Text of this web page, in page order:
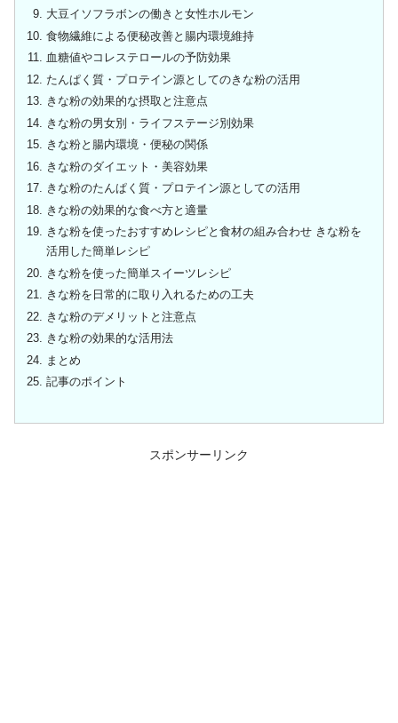
大豆イソフラボンの働きと女性ホルモン
食物繊維による便秘改善と腸内環境維持
血糖値やコレステロールの予防効果
たんぱく質・プロテイン源としてのきな粉の活用
きな粉の効果的な摂取と注意点
きな粉の男女別・ライフステージ別効果
きな粉と腸内環境・便秘の関係
きな粉のダイエット・美容効果
きな粉のたんぱく質・プロテイン源としての活用
きな粉の効果的な食べ方と適量
きな粉を使ったおすすめレシピと食材の組み合わせ きな粉を
活用した簡単レシピ
きな粉を使った簡単スイーツレシピ
きな粉を日常的に取り入れるための工夫
きな粉のデメリットと注意点
きな粉の効果的な活用法
まとめ
記事のポイント
スポンサーリンク